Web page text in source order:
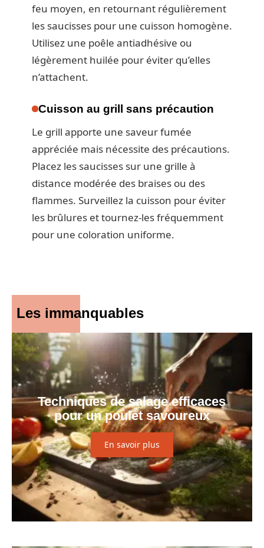
feu moyen, en retournant régulièrement
les saucisses pour une cuisson homogène.
Utilisez une poêle antiadhésive ou
légèrement huilée pour éviter qu’elles
n’attachent.
Cuisson au grill sans précaution
Le grill apporte une saveur fumée
appréciée mais nécessite des précautions.
Placez les saucisses sur une grille à
distance modérée des braises ou des
flammes. Surveillez la cuisson pour éviter
les brûlures et tournez-les fréquemment
pour une coloration uniforme.
Les immanquables
Techniques de salage efficaces
pour un poulet savoureux
En savoir plus